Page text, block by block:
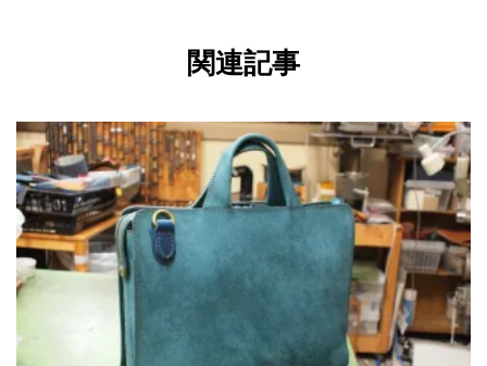
関連記事